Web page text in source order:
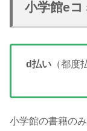
小学館e
d払い （都度
小学館の書籍の